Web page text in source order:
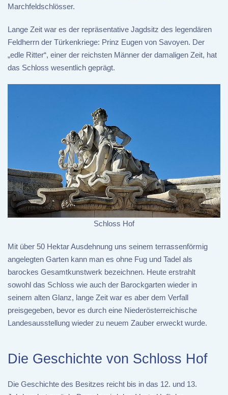
Marchfeldschlösser.
Lange Zeit war es der repräsentative Jagdsitz des legendären
Feldherrn der Türkenkriege: Prinz Eugen von Savoyen. Der
„edle Ritter“, einer der reichsten Männer der damaligen Zeit, hat
das Schloss wesentlich geprägt.
Schloss Hof
Mit über 50 Hektar Ausdehnung uns seinem terrassenförmig
angelegten Garten kann man es ohne Fug und Tadel als
barockes Gesamtkunstwerk bezeichnen. Heute erstrahlt
sowohl das Schloss wie auch der Barockgarten wieder in
seinem alten Glanz, lange Zeit war es aber dem Verfall
preisgegeben, bevor es durch eine Niederösterreichische
Landesausstellung wieder zu neuem Zauber erweckt wurde.
Die Geschichte von Schloss Hof
Die Geschichte des Besitzes reicht bis in das 12. und 13.